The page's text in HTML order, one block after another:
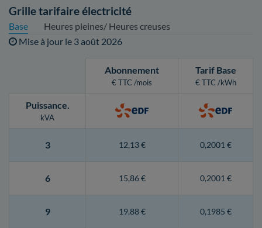
Grille tarifaire électricité
Base
Heures pleines/ Heures creuses
Mise à jour le 3 août 2026
Abonnement
€ TTC /mois
Tarif Base
€ TTC /kWh
Puissance.
kVA
3 12,13 € 0,2001 €
6 15,86 € 0,2001 €
9 19,88 € 0,1985 €